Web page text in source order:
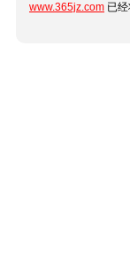
www.365jz.com 已